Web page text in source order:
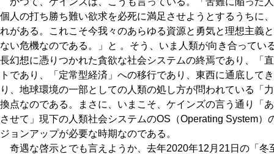
個人の打ち勝ち難い欲求を必死に満足させようとするうちに
れがある。これこそ今我々のあらゆる資源と勇気と理想主義
ない危機なのである。」と 。そう、いま人類が向き合ってい
長幻想に憑りつかれた貪欲な社会システムの終焉であり、「
トであり、「定常型経済」への移行であり、東西に通底して
り、地球環境の一部としての人類の処し方が問われている「
換点なのである。まさに、いまこそ、ケインズの言う通り「
させて」現下の人類社会システムのOS（Operating System
ジョンアップが必要な時期なのである。
奇遇な啓示とでも言えようか、去年2020年12月21日の「冬